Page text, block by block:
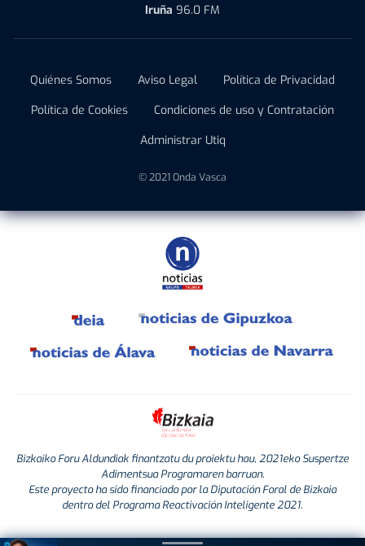
Iruña 96.0 FM
Quiénes Somos Aviso Legal
Política de Privacidad
Política de Cookies
Condiciones de uso y Contratación
Administrar Utiq
© 2021 Onda Vasca
Bizkaiko Foru Aldundiak finantzatu du proiektu hau, 2021eko Suspertze
Adimentsua Programaren barruan.
Este proyecto ha sido financiado por la Diputación Foral de Bizkaia
dentro del Programa Reactivación Inteligente 2021.